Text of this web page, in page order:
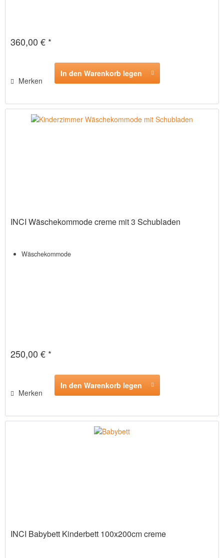
360,00 € *
Merken
In den Warenkorb legen
INCI Wäschekommode creme mit 3 Schubladen
Wäschekommode
250,00 € *
Merken
In den Warenkorb legen
INCI Babybett Kinderbett 100x200cm creme